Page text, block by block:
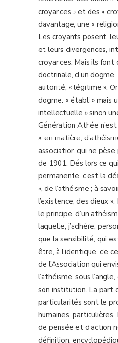
croyances » et des «
davantage, une «
Les croyants posent,
et leurs divergences,
croyances. Mais ils font
doctrinale, d’un
autorité, « légitime ». Or
dogme, « établi » mais
intellectuelle » sinon
Génération Athée
», en matière,
association qui ne
de 1901. Dés lors ce
permanente, c’est la
», de l’athéisme ; à
l’existence, des dieux
le principe, d’un
laquelle, j’adhère,
que la sensibilité, qui
être, à l’identique, de
de l’Association qui
l’athéisme, sous
son institution. La part
particularités sont le
humaines,
de pensée et d’action
définition,